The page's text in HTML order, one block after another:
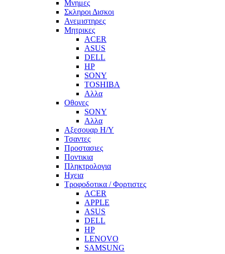
Μνημες
Σκληροι Δισκοι
Ανεμιστηρες
Μητρικες
ACER
ASUS
DELL
HP
SONY
TOSHIBA
Αλλα
Οθονες
SONY
Αλλα
Αξεσουαρ Η/Υ
Τσαντες
Προστασιες
Ποντικια
Πληκτρολογια
Ηχεια
Τροφοδοτικα / Φορτιστες
ACER
APPLE
ASUS
DELL
HP
LENOVO
SAMSUNG